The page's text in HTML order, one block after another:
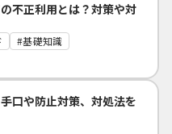
不正利用とは？対策や対
基礎知識
口や防止対策、対処法を